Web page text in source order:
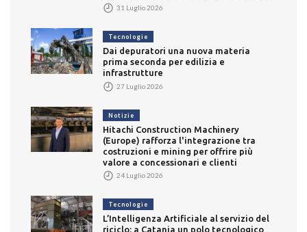
31 Luglio 2026
Tecnologie
Dai depuratori una nuova materia
prima seconda per edilizia e
infrastrutture
27 Luglio 2026
Notizie
Hitachi Construction Machinery
(Europe) rafforza l'integrazione tra
costruzioni e mining per offrire più
valore a concessionari e clienti
24 Luglio 2026
Tecnologie
L’Intelligenza Artificiale al servizio del
riciclo: a Catania un polo tecnologico